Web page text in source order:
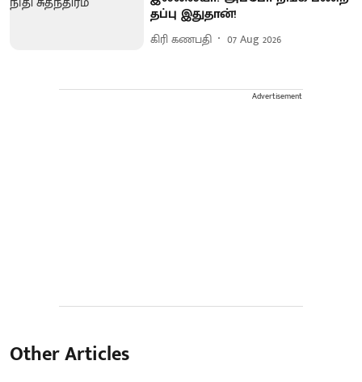
தப்பு இதுதான்!
கிரி கணபதி 07 Aug 2026
Advertisement
Other Articles